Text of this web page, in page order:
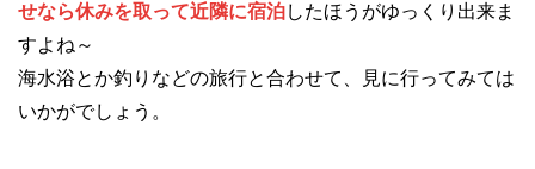
せなら休みを取って近隣に宿泊したほうがゆっくり出来ま
すよね～
海水浴とか釣りなどの旅行と合わせて、見に行ってみては
いかがでしょう。